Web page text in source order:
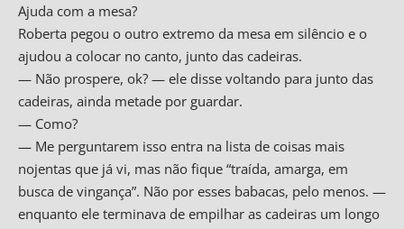
Ajuda com a mesa?
Roberta pegou o outro extremo da mesa em silêncio e o
ajudou a colocar no canto, junto das cadeiras.
— Não prospere, ok? — ele disse voltando para junto das
cadeiras, ainda metade por guardar.
— Como?
— Me perguntarem isso entra na lista de coisas mais
nojentas que já vi, mas não fique “traída, amarga, em
busca de vingança”. Não por esses babacas, pelo menos. —
enquanto ele terminava de empilhar as cadeiras um longo